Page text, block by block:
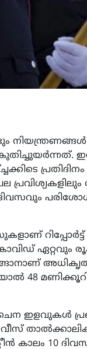
പ്രതിദിനം
ദിവസവും
ഏറ്റവും
48
ഇളവുകള്‍
കാലം 10